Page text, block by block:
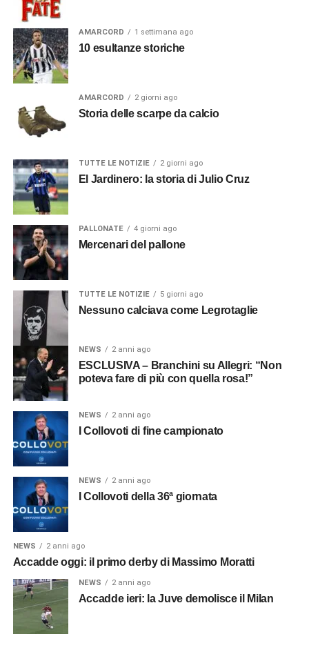
AMARCORD 1 settimana ago
10 esultanze storiche
AMARCORD 2 giorni ago
Storia delle scarpe da calcio
TUTTE LE NOTIZIE 2 giorni ago
El Jardinero: la storia di Julio Cruz
PALLONATE 4 giorni ago
Mercenari del pallone
TUTTE LE NOTIZIE 5 giorni ago
Nessuno calciava come Legrotaglie
NEWS 2 anni ago
ESCLUSIVA – Branchini su Allegri: “Non
poteva fare di più con quella rosa!”
NEWS 2 anni ago
I Collovoti di fine campionato
NEWS 2 anni ago
I Collovoti della 36ª giornata
NEWS 2 anni ago
Accadde oggi: il primo derby di Massimo Moratti
NEWS 2 anni ago
Accadde ieri: la Juve demolisce il Milan